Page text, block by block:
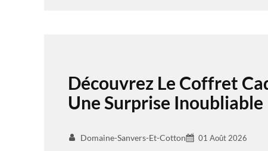
Découvrez Le Coffret
Une Surprise Inoubliable
Domaine-Sanvers-Et-Cotton 01 Août 2026